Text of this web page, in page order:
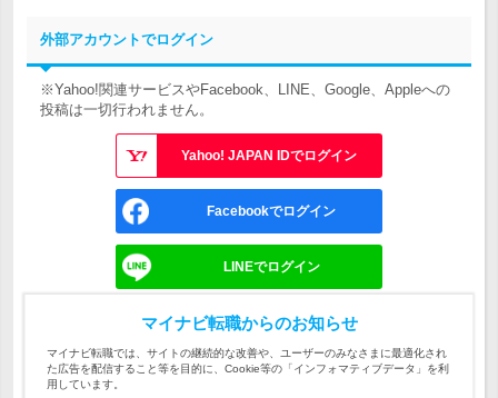
外部アカウントでログイン
※Yahoo!関連サービスやFacebook、LINE、Google、Appleへの
投稿は一切行われません。
Yahoo! JAPAN IDでログイン
Facebookでログイン
LINEでログイン
Googleでログイン
Appleでサインイン
マイナビ転職からのお知らせ
マイナビ転職では、サイトの継続的な改善や、ユーザーのみなさまに最適化され
た広告を配信すること等を目的に、Cookie等の「インフォマティブデータ」を利
用しています。